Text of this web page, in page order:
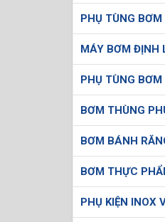
PHỤ TÙNG
MÁY BƠM ĐỊNH
PHỤ TÙNG
BƠM THÙNG
BƠM BÁNH
BƠM THỰC
PHỤ KIỆN INOX